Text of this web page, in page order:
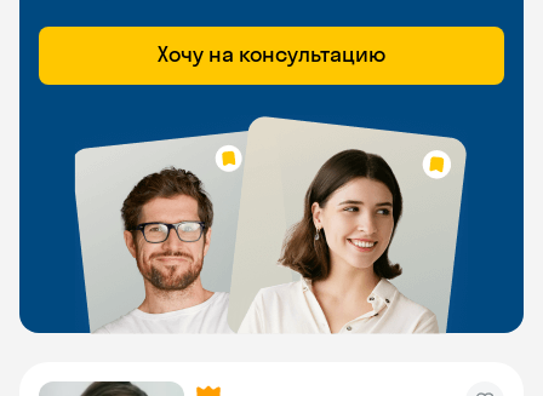
Хочу на консультацию